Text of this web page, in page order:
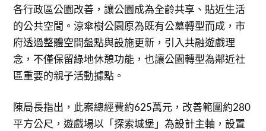
各行政區公園改善，讓公園成為全齡共享、貼近生活
的公共空間。涼傘樹公園原為既有公墓轉型而成，市
府透過整體空間盤點與設施更新，引入共融遊戲理
念，不僅保留綠地休憩功能，也讓公園轉型為鄰近社
區重要的親子活動據點。
陳局長指出，此案總經費約625萬元，改善範圍約280
平方公尺，遊戲場以「探索城堡」為設計主軸，設置